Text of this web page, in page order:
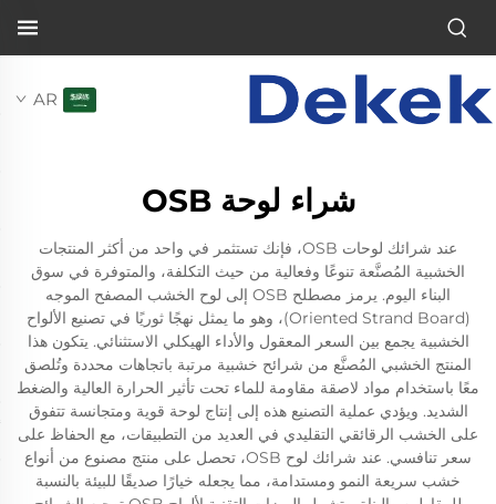
AR
شراء لوحة OSB
عند شرائك لوحات OSB، فإنك تستثمر في واحد من أكثر المنتجات
الخشبية المُصنَّعة تنوعًا وفعالية من حيث التكلفة، والمتوفرة في سوق
البناء اليوم. يرمز مصطلح OSB إلى لوح الخشب المصفح الموجه
(Oriented Strand Board)، وهو ما يمثل نهجًا ثوريًا في تصنيع الألواح
الخشبية يجمع بين السعر المعقول والأداء الهيكلي الاستثنائي. يتكون هذا
المنتج الخشبي المُصنَّع من شرائح خشبية مرتبة باتجاهات محددة وتُلصق
معًا باستخدام مواد لاصقة مقاومة للماء تحت تأثير الحرارة العالية والضغط
الشديد. ويؤدي عملية التصنيع هذه إلى إنتاج لوحة قوية ومتجانسة تتفوق
على الخشب الرقائقي التقليدي في العديد من التطبيقات، مع الحفاظ على
سعر تنافسي. عند شرائك لوح OSB، تحصل على منتج مصنوع من أنواع
خشب سريعة النمو ومستدامة، مما يجعله خيارًا صديقًا للبيئة بالنسبة